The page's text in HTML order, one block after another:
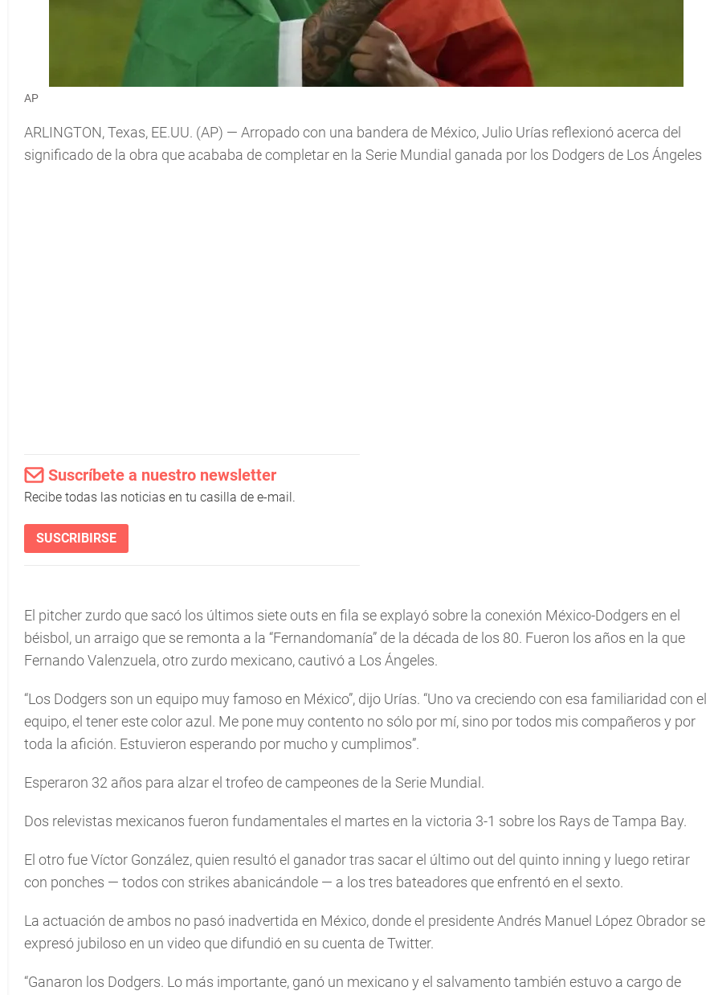
AP
ARLINGTON, Texas, EE.UU. (AP) — Arropado con una bandera de México, Julio Urías reflexionó acerca del
significado de la obra que acababa de completar en la Serie Mundial ganada por los Dodgers de Los Ángeles
Suscríbete a nuestro newsletter
Recibe todas las noticias en tu casilla de e-mail.
SUSCRIBIRSE
El pitcher zurdo que sacó los últimos siete outs en fila se explayó sobre la conexión México-Dodgers en el
béisbol, un arraigo que se remonta a la “Fernandomanía” de la década de los 80. Fueron los años en la que
Fernando Valenzuela, otro zurdo mexicano, cautivó a Los Ángeles.
“Los Dodgers son un equipo muy famoso en México”, dijo Urías. “Uno va creciendo con esa familiaridad con el
equipo, el tener este color azul. Me pone muy contento no sólo por mí, sino por todos mis compañeros y por
toda la afición. Estuvieron esperando por mucho y cumplimos”.
Esperaron 32 años para alzar el trofeo de campeones de la Serie Mundial.
Dos relevistas mexicanos fueron fundamentales el martes en la victoria 3-1 sobre los Rays de Tampa Bay.
El otro fue Víctor González, quien resultó el ganador tras sacar el último out del quinto inning y luego retirar
con ponches — todos con strikes abanicándole — a los tres bateadores que enfrentó en el sexto.
La actuación de ambos no pasó inadvertida en México, donde el presidente Andrés Manuel López Obrador se
expresó jubiloso en un video que difundió en su cuenta de Twitter.
“Ganaron los Dodgers. Lo más importante, ganó un mexicano y el salvamento también estuvo a cargo de